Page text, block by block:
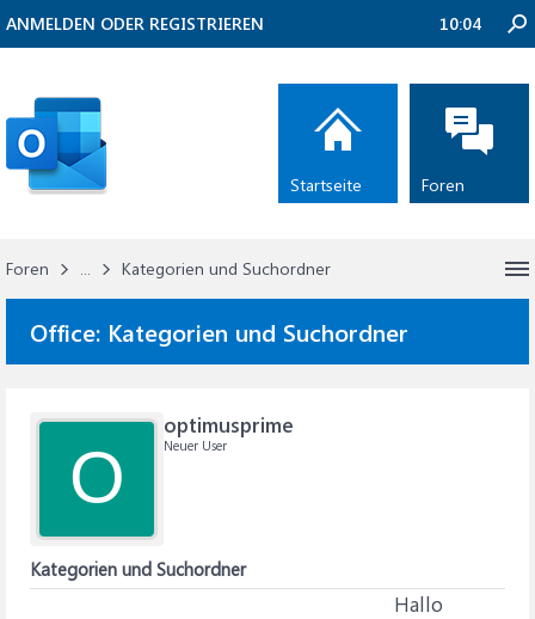
Foren ... Kategorien und Suchordner
Office: Kategorien und Suchordner
O
optimusprime
Neuer User
Kategorien und Suchordner
Hallo
ANMELDEN ODER REGISTRIEREN 10:04
Startseite Foren